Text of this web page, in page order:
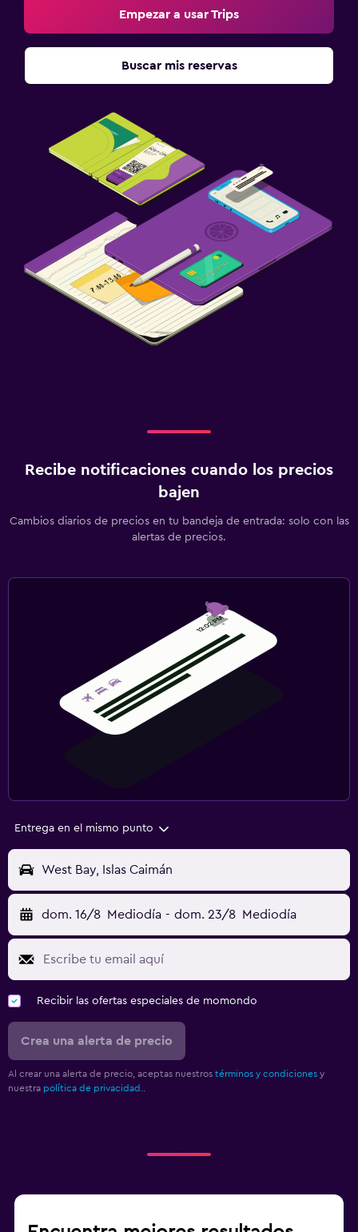
Empezar a usar Trips
Buscar mis reservas
Recibe notificaciones cuando los precios
bajen
Cambios diarios de precios en tu bandeja de entrada: solo con las
alertas de precios.
Entrega en el mismo punto
West Bay, Islas Caimán
dom. 16/8 Mediodía - dom. 23/8 Mediodía
Recibir las ofertas especiales de momondo
Crea una alerta de precio
Al crear una alerta de precio, aceptas nuestros términos y condiciones y
nuestra política de privacidad..